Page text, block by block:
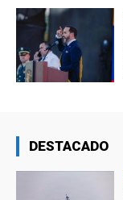
DESTACADO